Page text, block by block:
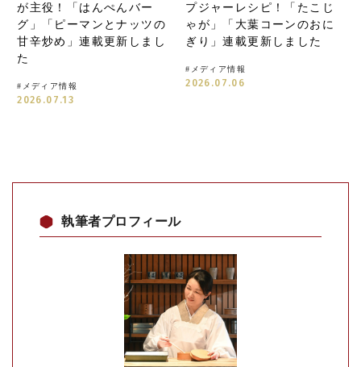
が主役！「はんぺんバー
グ」「ピーマンとナッツの
甘辛炒め」連載更新しまし
た
# メディア情報
2026.07.13
プジャーレシピ！「たこじ
ゃが」「大葉コーンのおに
ぎり」連載更新しました
# メディア情報
2026.07.06
執筆者プロフィール